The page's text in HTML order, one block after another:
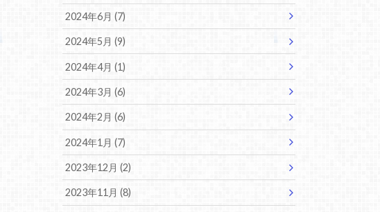
2024年6月 (7)
2024年5月 (9)
2024年4月 (1)
2024年3月 (6)
2024年2月 (6)
2024年1月 (7)
2023年12月 (2)
2023年11月 (8)